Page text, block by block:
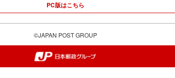
PC版はこちら
©JAPAN POST GROUP